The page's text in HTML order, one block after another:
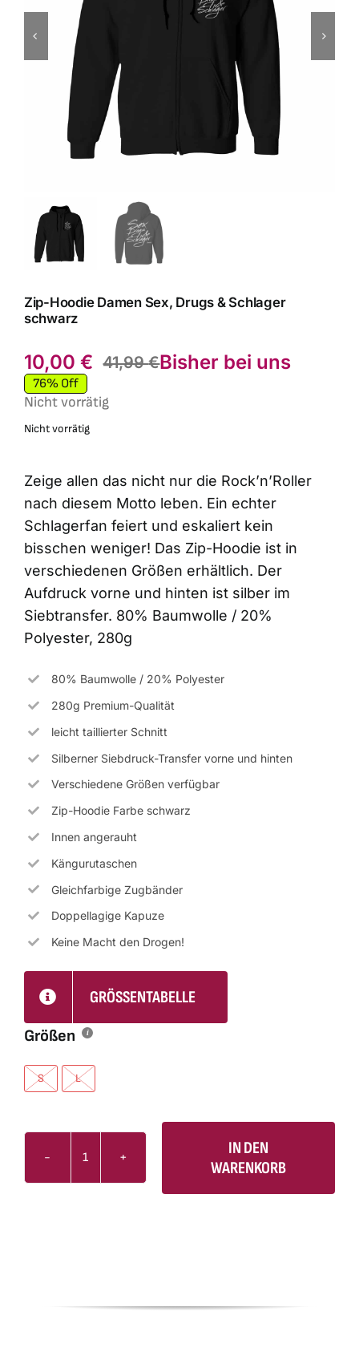
Zip-Hoodie Damen Sex, Drugs & Schlager
schwarz
Bisher bei uns
41,99€
10,00 €
76% Off
Nicht vorrätig
Nicht vorrätig
Zeige allen das nicht nur die Rock’n’Roller
nach diesem Motto leben. Ein echter
Schlagerfan feiert und eskaliert kein
bisschen weniger! Das Zip-Hoodie ist in
verschiedenen Größen erhältlich. Der
Aufdruck vorne und hinten ist silber im
Siebtransfer. 80% Baumwolle / 20%
Polyester, 280g
80% Baumwolle / 20% Polyester
280g Premium-Qualität
leicht taillierter Schnitt
Silberner Siebdruck-Transfer vorne und hinten
Verschiedene Größen verfügbar
Zip-Hoodie Farbe schwarz
Innen angerauht
Kängurutaschen
Gleichfarbige Zugbänder
Doppellagige Kapuze
Keine Macht den Drogen!
GRÖSSENTABELLE
Größen
S L
Zip-
Hoodie
schwarz
IN DEN
WARENKORB